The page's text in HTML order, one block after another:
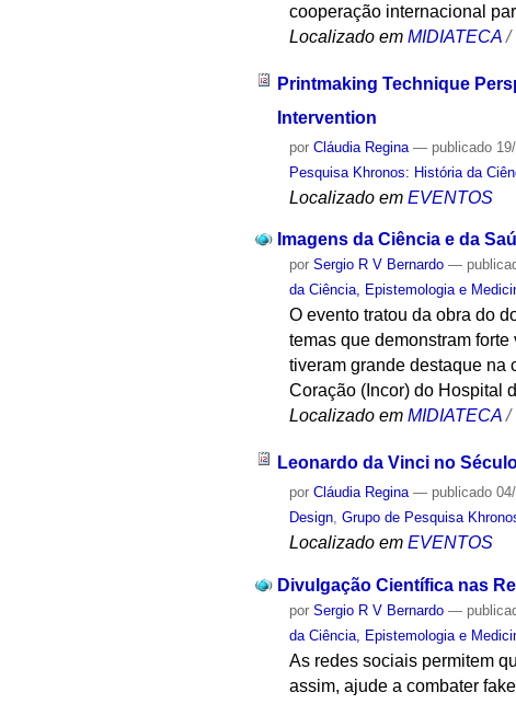
cooperação internacional
Localizado em MIDIATECA /
Printmaking Technique
Intervention
porCláudia Regina — publicado
Pesquisa Khronos: História da
Localizado em EVENTOS
Imagens da Ciência e da
porSergio R V Bernardo —
da Ciência, Epistemologia e
O evento tratou da obra do
temas que demonstram
tiveram grande destaque na
Coração (Incor) do Hospital
Localizado em MIDIATECA /
Leonardo da Vinci no
porCláudia Regina — publicado
Design,Grupo de Pesquisa
Localizado em EVENTOS
Divulgação Científica nas
porSergio R V Bernardo —
da Ciência, Epistemologia e
As redes sociais permitem
assim, ajude a combater